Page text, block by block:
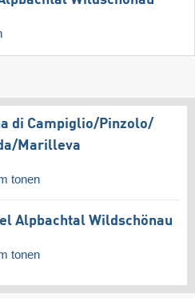
di Campiglio/​Pinzolo/​
​Marilleva
tonen
Alpbachtal Wildschönau
tonen